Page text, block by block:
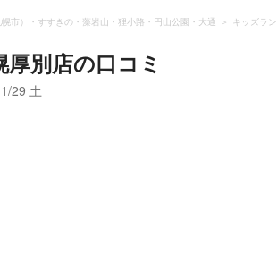
市）・すすきの・藻岩山・狸小路・円山公園・大通 キッズラ
厚別店の口コミ
29 土